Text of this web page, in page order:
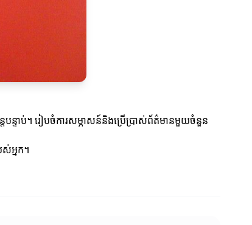
តបន្ទាប់។ រៀបចំការសម្ភាសន៍និងប្រើប្រាស់ព័ត៌មានមួយចំនួន
អ្នក។